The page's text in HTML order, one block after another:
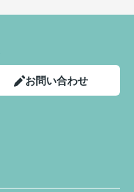
お問い合わせ